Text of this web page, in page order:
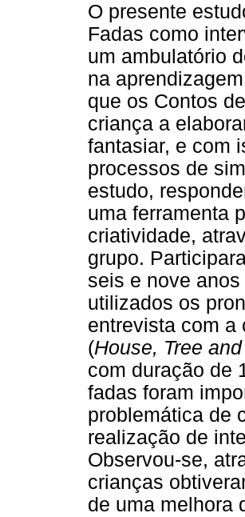
O presente
Fadas como
um ambulatório
na
que os Contos
criança a
fantasiar, e com
processos de
estudo,
uma ferramenta
criatividade,
grupo.
seis e nove
utilizados os
entrevista com a
(House, Tree
com duração de
fadas foram
problemática de
realização de
Observou-se,
crianças
de uma melhora